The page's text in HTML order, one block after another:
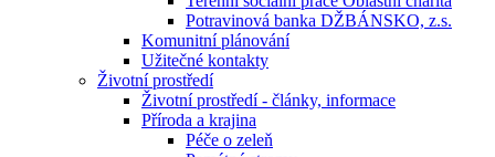
Potravinová banka DŽBÁNSKO, z.s.
Komunitní plánování
Užitečné kontakty
Životní prostředí
Životní prostředí - články, informace
Příroda a krajina
Péče o zeleň